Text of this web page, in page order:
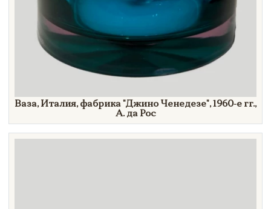
Ваза, Италия, фабрика"Джино Ченедезе",1960-е гг.,
А. даРос